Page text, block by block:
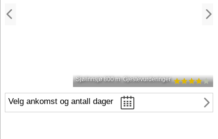
Sjø/innsjø 800 m Gjestevurderinger
Velg ankomst og antall dager